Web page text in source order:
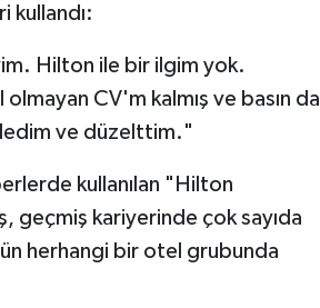
kullandı:
Hilton ile bir ilgim yok.
CV'm kalmış ve basın da
ve düzelttim."
kullanılan "Hilton
kariyerinde çok sayıda
herhangi bir otel grubunda